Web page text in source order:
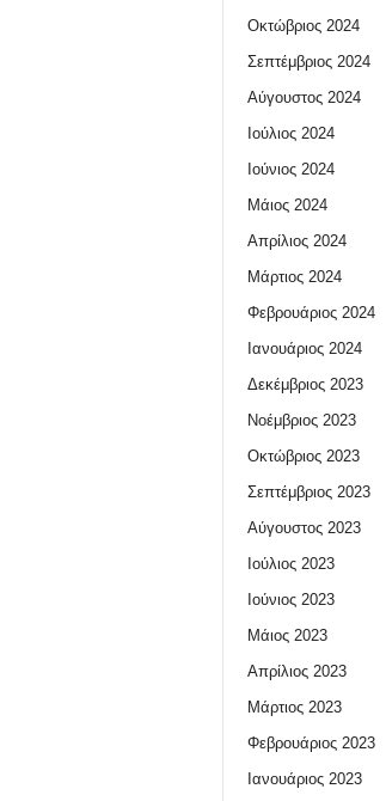
Οκτώβριος 2024
Σεπτέμβριος 2024
Αύγουστος 2024
Ιούλιος 2024
Ιούνιος 2024
Μάιος 2024
Απρίλιος 2024
Μάρτιος 2024
Φεβρουάριος 2024
Ιανουάριος 2024
Δεκέμβριος 2023
Νοέμβριος 2023
Οκτώβριος 2023
Σεπτέμβριος 2023
Αύγουστος 2023
Ιούλιος 2023
Ιούνιος 2023
Μάιος 2023
Απρίλιος 2023
Μάρτιος 2023
Φεβρουάριος 2023
Ιανουάριος 2023